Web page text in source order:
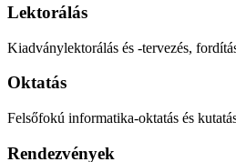
Lektorálás
Kiadványlektorálás és -tervezés,
Oktatás
Felsőfokú informatika-oktatás és
Rendezvények